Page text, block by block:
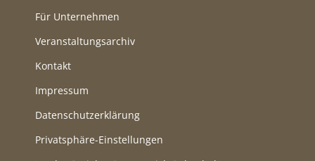
Für Unternehmen
Veranstaltungsarchiv
Kontakt
Impressum
Datenschutzerklärung
Privatsphäre-Einstellungen